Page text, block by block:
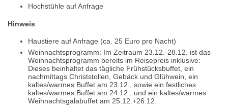
Hochstühle auf Anfrage
Hinweis
Haustiere auf Anfrage (ca. 25 Euro pro Nacht)
Weihnachtsprogramm: Im Zeitraum 23.12.-28.12. ist das
Weihnachtsprogramm bereits im Reisepreis inklusive:
Dieses beinhaltet das tägliche Frühstücksbuffet, ein
nachmittags Christstollen, Gebäck und Glühwein, ein
kaltes/warmes Buffet am 23.12., sowie ein festliches
kaltes/warmes Buffet am 24.12., und ein kaltes/warmes
Weihnachtsgalabuffet am 25.12.+26.12.